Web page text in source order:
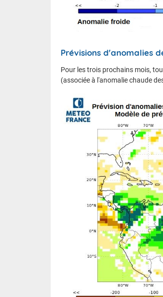
Prévisions d'anomalies
Pour les trois prochains mois,
(associée à l'anomalie chaude